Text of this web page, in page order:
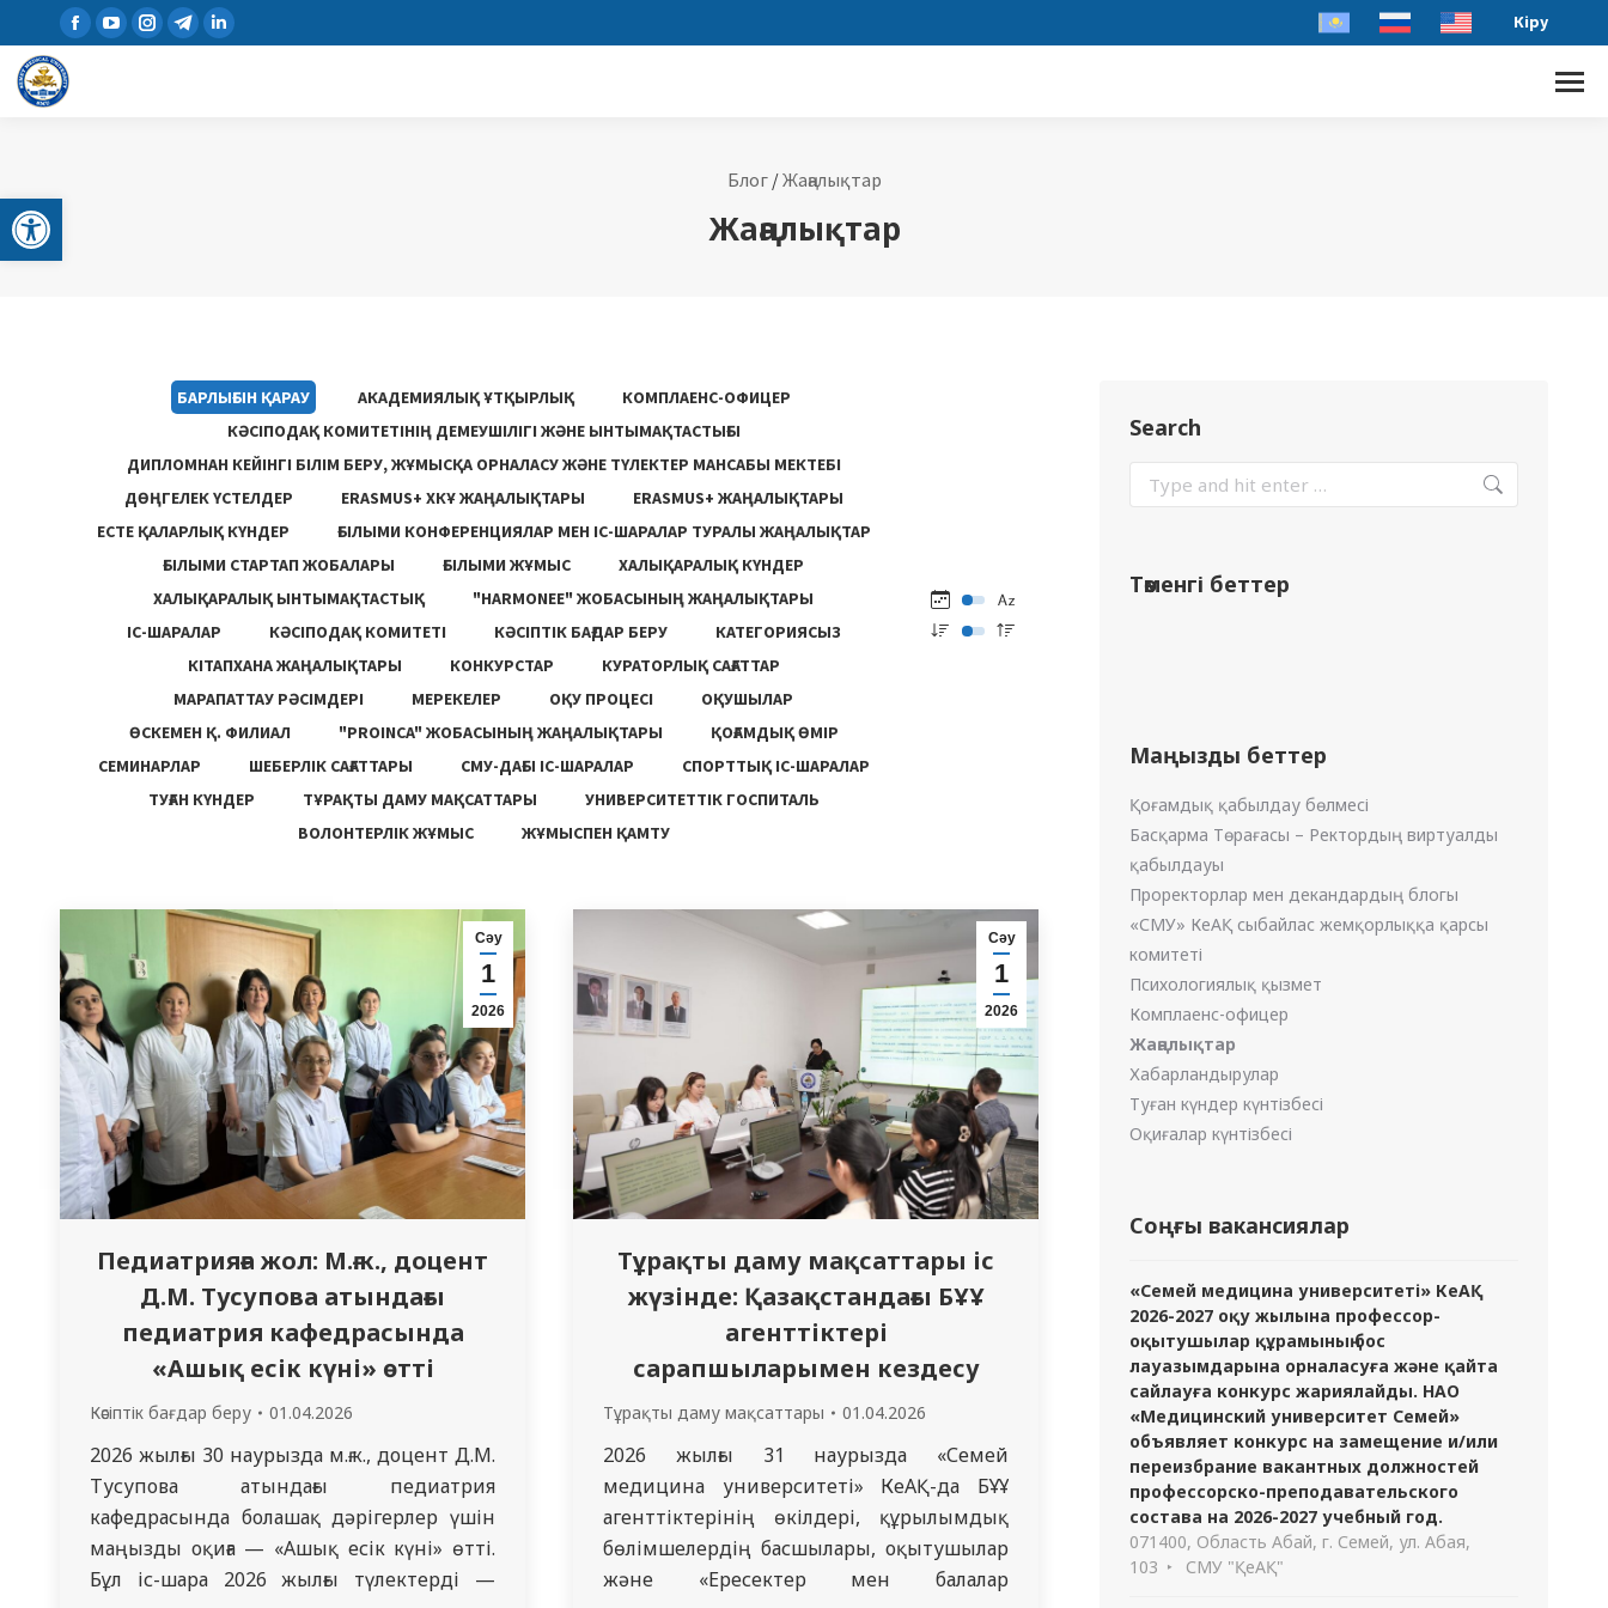
Open toolbar
Кіру
Блог/Жаңалықтар
Жаңалықтар
БАРЛЫҒЫН ҚАРАУ АКАДЕМИЯЛЫҚ ҰТҚЫРЛЫҚ
КОМПЛАЕНС-ОФИЦЕР
КӘСІПОДАҚ КОМИТЕТІНІҢ ДЕМЕУШІЛІГІ ЖӘНЕ ЫНТЫМАҚТАСТЫҒЫ
ДИПЛОМНАН КЕЙІНГІ БІЛІМ БЕРУ, ЖҰМЫСҚА ОРНАЛАСУ ЖƏНЕ ТҮЛЕКТЕР МАНСАБЫ МЕКТЕБІ
ДӨҢГЕЛЕК ҮСТЕЛДЕР
ERASMUS+ ХКҰ ЖАҢАЛЫҚТАРЫ
ERASMUS+ ЖАҢАЛЫҚТАРЫ
ЕСТЕ ҚАЛАРЛЫҚ КҮНДЕР
ҒЫЛЫМИ КОНФЕРЕНЦИЯЛАР МЕН ІС-ШАРАЛАР ТУРАЛЫ ЖАҢАЛЫҚТАР
ҒЫЛЫМИ СТАРТАП ЖОБАЛАРЫ
ҒЫЛЫМИ ЖҰМЫС
ХАЛЫҚАРАЛЫҚ КҮНДЕР
ХАЛЫҚАРАЛЫҚ ЫНТЫМАҚТАСТЫҚ
"HARMONEE" ЖОБАСЫНЫҢ ЖАҢАЛЫҚТАРЫ
ІС-ШАРАЛАР
КӘСІПОДАҚ КОМИТЕТІ КӘСІПТІК БАҒДАР БЕРУ
КАТЕГОРИЯСЫЗ
КІТАПХАНА ЖАҢАЛЫҚТАРЫ
КОНКУРСТАР
КУРАТОРЛЫҚ САҒАТТАР
МАРАПАТТАУ РӘСІМДЕРІ
МЕРЕКЕЛЕР ОҚУ ПРОЦЕСІ
ОҚУШЫЛАР
ӨСКЕМЕН Қ. ФИЛИАЛ
"PROINCA" ЖОБАСЫНЫҢ ЖАҢАЛЫҚТАРЫ
ҚОҒАМДЫҚ ӨМІР
СЕМИНАРЛАР
ШЕБЕРЛІК САҒАТТАРЫ СМУ-ДАҒЫ ІС-ШАРАЛАР
СПОРТТЫҚ ІС-ШАРАЛАР
ТУҒАН КҮНДЕР
ТҰРАҚТЫ ДАМУ МАҚСАТТАРЫ
УНИВЕРСИТЕТТІК ГОСПИТАЛЬ
ВОЛОНТЕРЛІК ЖҰМЫС
ЖҰМЫСПЕН ҚАМТУ
Сәу
1
2026
Педиатрияға жол: М.ғ.к., доцент
Д.М. Тусупова атындағы
педиатрия кафедрасында
«Ашық есік күні» өтті
Кәсіптік бағдар беру 01.04.2026
2026 жылғы 30 наурызда м.ғ.к., доцент Д.М.
Тусупова атындағы педиатрия
кафедрасында болашақ дәрігерлер үшін
маңызды оқиға — «Ашық есік күні» өтті.
Бұл іс-шара 2026 жылғы түлектерді —
Сәу
1
2026
Тұрақты даму мақсаттары іс
жүзінде: Қазақстандағы БҰҰ
агенттіктері
сарапшыларымен кездесу
Тұрақты даму мақсаттары 01.04.2026
2026 жылғы 31 наурызда «Семей
медицина университеті» КеАҚ-да БҰҰ
агенттіктерінің өкілдері, құрылымдық
бөлімшелердің басшылары, оқытушылар
және «Ересектер мен балалар
Search
Төменгі беттер
Маңызды беттер
Қоғамдық қабылдау бөлмесі
Басқарма Төрағасы – Ректордың виртуалды
қабылдауы
Проректорлар мен декандардың блогы
«СМУ» КеАҚ сыбайлас жемқорлыққа қарсы
комитеті
Психологиялық қызмет
Комплаенс-офицер
Жаңалықтар
Хабарландырулар
Туған күндер күнтізбесі
Оқиғалар күнтізбесі
Соңғы вакансиялар
«Семей медицина университеті» КеАҚ
2026-2027 оқу жылына профессор-
оқытушылар құрамының бос
лауазымдарына орналасуға және қайта
сайлауға конкурс жариялайды. НАО
«Медицинский университет Семей»
объявляет конкурс на замещение и/или
переизбрание вакантных должностей
профессорско-преподавательского
состава на 2026-2027 учебный год.
071400, Область Абай, г. Семей, ул. Абая,
103
СМУ "ҚеАҚ"